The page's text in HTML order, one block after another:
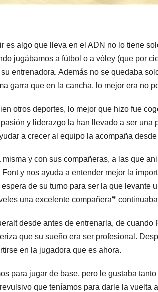
es algo que lleva en el ADN no lo tiene
jugábamos a fútbol o a vóley (que por
entrenadora. Además no se quedaba
garra que en la cancha, lo mejor era no
otros deportes, lo mejor que hizo fue
y liderazgo la han llevado a ser
a crecer al equipo la acompaña desde
y con sus compañeras, a las que
y nos ayuda a entender mejor la
de su turno para ser la que levante
una excelente compañera❞
desde antes de entrenarla, de
que su sueño era ser profesional.
en la jugadora que es ahora.
para jugar de base, pero le gustaba
que teníamos para darle la vuelta